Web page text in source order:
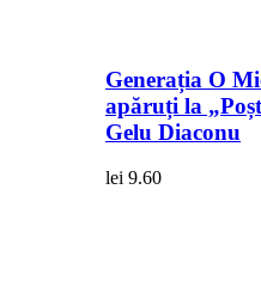
Generația O
apăruți la
Gelu Diaconu
lei 9.60